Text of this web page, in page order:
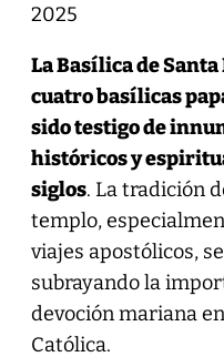
2025
La Basílica de
cuatro basílicas
sido testigo de
históricos y
siglos. La tradición
templo,
viajes apostólicos,
subrayando la
devoción mariana
Católica.